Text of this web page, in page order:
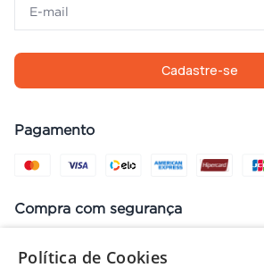
Cadastre-se
Pagamento
Compra com segurança
Política de Cookies